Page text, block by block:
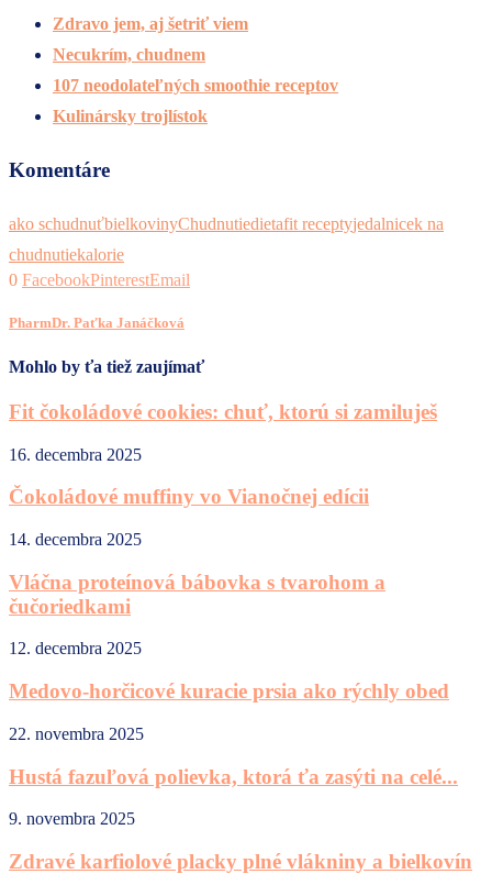
Zdravo jem, aj šetriť viem
Necukrím, chudnem
107 neodolateľných smoothie receptov
Kulinársky trojlístok
Komentáre
ako schudnuťbielkovinyChudnutiedietafit receptyjedalnicek na
chudnutiekalorie
0 FacebookPinterestEmail
PharmDr. Paťka Janáčková
Mohlo by ťa tiež zaujímať
Fit čokoládové cookies: chuť, ktorú si zamiluješ
16. decembra 2025
Čokoládové muffiny vo Vianočnej edícii
14. decembra 2025
Vláčna proteínová bábovka s tvarohom a
čučoriedkami
12. decembra 2025
Medovo-horčicové kuracie prsia ako rýchly obed
22. novembra 2025
Hustá fazuľová polievka, ktorá ťa zasýti na celé...
9. novembra 2025
Zdravé karfiolové placky plné vlákniny a bielkovín